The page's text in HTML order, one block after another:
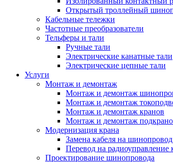
Открытый троллейный
Кабельные тележки
Частотные преобразователи
Тельферы и тали
Ручные тали
Электрические канатные тали
Электрические цепные тали
Услуги
Монтаж и демонтаж
Монтаж и демонтаж
Монтаж и демонтаж
Монтаж и демонтаж кранов
Монтаж и демонтаж
Модернизация крана
Замена кабеля на шинопровод
Перевод на радиоуправление
Проектирование шинопровода